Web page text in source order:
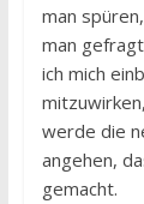
man
man
ich mich
werde die
angehen,
gemacht.